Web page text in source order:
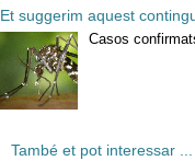
Et suggerim aquest
Casos
També et pot interessar ...